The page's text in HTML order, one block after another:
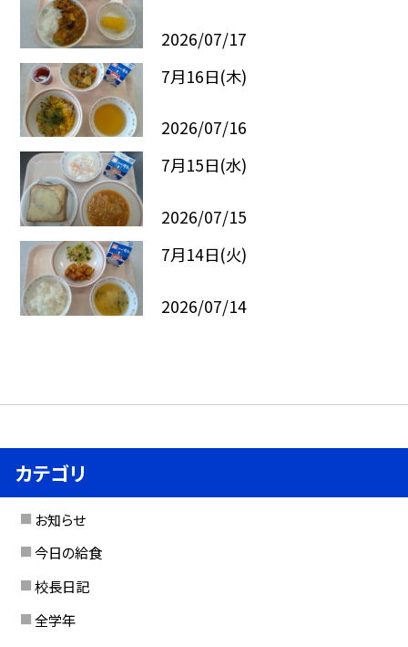
2026/07/17
7月16日(木)
2026/07/16
7月15日(水)
2026/07/15
7月14日(火)
2026/07/14
カテゴリ
お知らせ
今日の給食
校長日記
全学年